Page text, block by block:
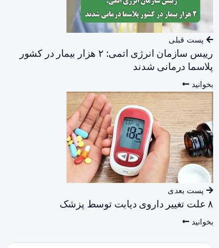
پست قبلی
رییس سازمان انرژی اتمی: ۲ هزار بیمار در کشور
پلاسما درمانی شدند
بخوانید
پست بعدی
۸ علت تغییر داروی دیابت توسط پزشک
بخوانید